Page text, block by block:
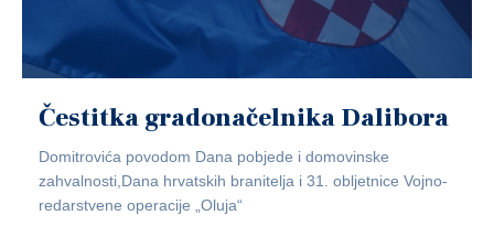
Čestitka gradonačelnika Dalibora
Domitrovića povodom Dana pobjede i domovinske
zahvalnosti,Dana hrvatskih branitelja i 31. obljetnice Vojno-
redarstvene operacije „Oluja“